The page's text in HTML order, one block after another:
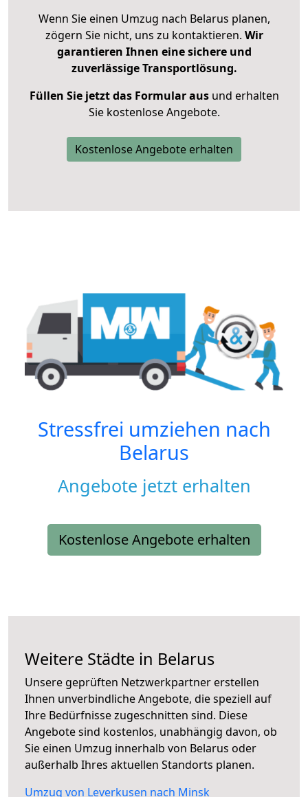
Wenn Sie einen Umzug nach Belarus planen,
zögern Sie nicht, uns zu kontaktieren. Wir
garantieren Ihnen eine sichere und
zuverlässige Transportlösung.
Füllen Sie jetzt das Formular ausund erhalten
Sie kostenlose Angebote.
Kostenlose Angebote erhalten
Stressfrei umziehen nach
Belarus
Angebote jetzt erhalten
Kostenlose Angebote erhalten
Weitere Städte in Belarus
Unsere geprüften Netzwerkpartner erstellen
Ihnen unverbindliche Angebote, die speziell auf
Ihre Bedürfnisse zugeschnitten sind. Diese
Angebote sind kostenlos, unabhängig davon, ob
Sie einen Umzug innerhalb von Belarus oder
außerhalb Ihres aktuellen Standorts planen.
Umzug von Leverkusen nach Minsk